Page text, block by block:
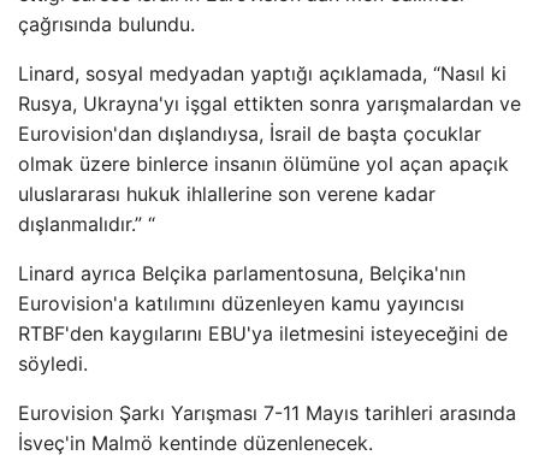
çağrısında bulundu.
Linard, sosyal medyadan yaptığı açıklamada, “Nasıl ki
Rusya, Ukrayna'yı işgal ettikten sonra yarışmalardan ve
Eurovision'dan dışlandıysa, İsrail de başta çocuklar
olmak üzere binlerce insanın ölümüne yol açan apaçık
uluslararası hukuk ihlallerine son verene kadar
dışlanmalıdır.” “
Linard ayrıca Belçika parlamentosuna, Belçika'nın
Eurovision'a katılımını düzenleyen kamu yayıncısı
RTBF'den kaygılarını EBU'ya iletmesini isteyeceğini de
söyledi.
Eurovision Şarkı Yarışması 7-11 Mayıs tarihleri ​​arasında
İsveç'in Malmö kentinde düzenlenecek.